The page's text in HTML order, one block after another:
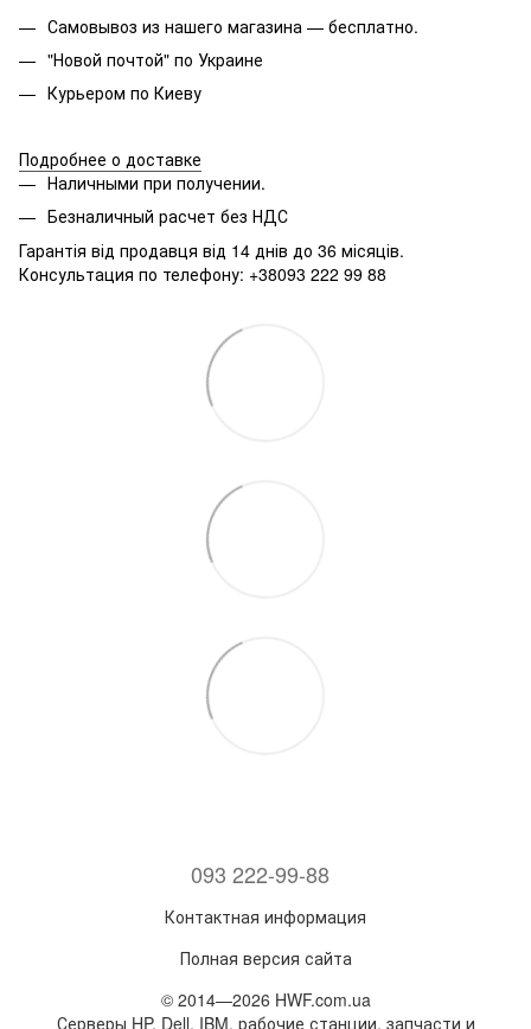
Самовывоз из нашего магазина — бесплатно.
"Новой почтой" по Украине
Курьером по Киеву
Подробнее о доставке
Наличными при получении.
Безналичный расчет без НДС
Гарантія від продавця від 14 днів до 36 місяців.
Консультация по телефону: +38093 222 99 88
093 222-99-88
Контактная информация
Полная версия сайта
© 2014—2026 HWF.com.ua
Серверы HP, Dell, IBM, рабочие станции, запчасти и